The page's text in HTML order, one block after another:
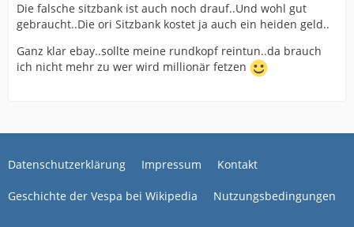
Die falsche sitzbank ist auch noch drauf..Und wohl gut
gebraucht..Die ori Sitzbank kostet ja auch ein heiden geld..
Ganz klar ebay..sollte meine rundkopf reintun..da brauch
ich nicht mehr zu wer wird millionär fetzen
Datenschutzerklärung Impressum Kontakt
Geschichte der Vespa bei Wikipedia Nutzungsbedingungen